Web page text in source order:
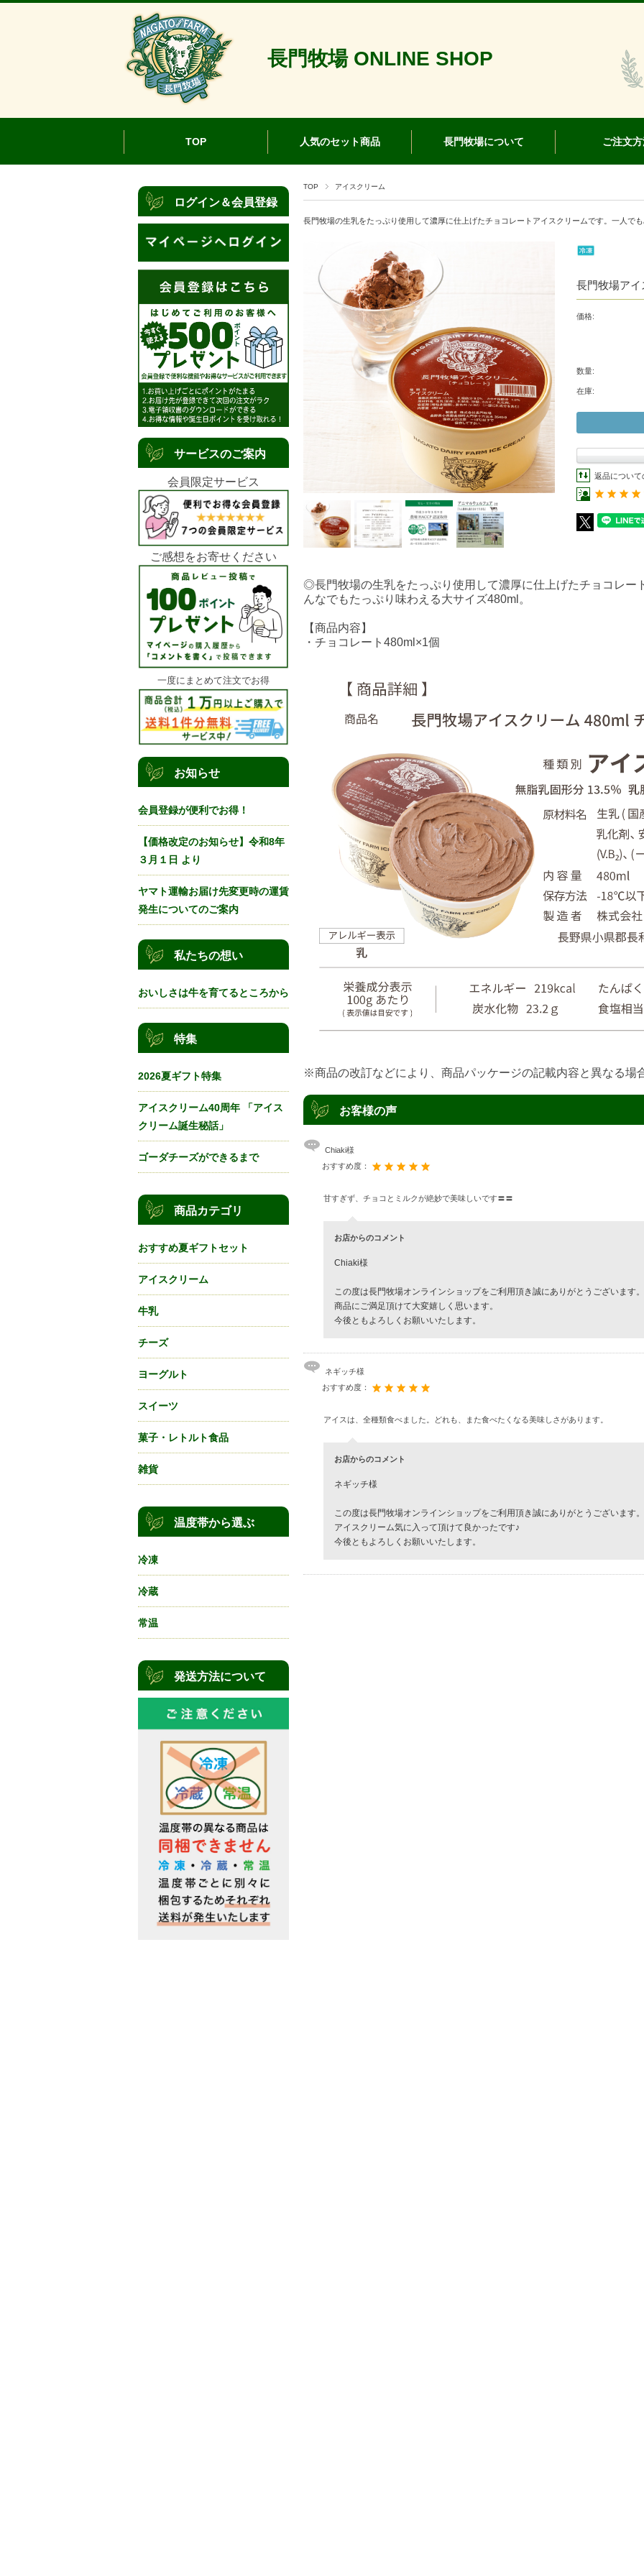
長門牧場 ONLINE SHOP
TOP 人気のセット商品 長門牧場について ご注文
TOP アイスクリーム
長門牧場の生乳をたっぷり使用して濃厚に仕上げたチョコレートアイスクリームです。一人で
長門牧場アイ
価格:
数量:
在庫:
返品について
◎長門牧場の生乳をたっぷり使用して濃厚に仕上げたチョコレー
んなでもたっぷり味わえる大サイズ480ml。
【商品内容】
・チョコレート480ml×1個
※商品の改訂などにより、商品パッケージの記載内容と異なる場
お客様の声
Chiaki様
おすすめ度：
甘すぎず、チョコとミルクが絶妙で美味しいです〓〓
お店からのコメント
Chiaki様
この度は長門牧場オンラインショップをご利用頂き誠にありがとうございます。
商品にご満足頂けて大変嬉しく思います。
今後ともよろしくお願いいたします。
ネギッチ様
おすすめ度：
アイスは、全種類食べました。どれも、また食べたくなる美味しさがあります。
お店からのコメント
ネギッチ様
この度は長門牧場オンラインショップをご利用頂き誠にありがとうございます。
アイスクリーム気に入って頂けて良かったです♪
今後ともよろしくお願いいたします。
ログイン＆会員登録
サービスのご案内
会員限定サービス
ご感想をお寄せください
一度にまとめて注文でお得
お知らせ
会員登録が便利でお得！
【価格改定のお知らせ】令和8年
３月１日 より
ヤマト運輸お届け先変更時の運賃
発生についてのご案内
私たちの想い
おいしさは牛を育てるところから
特集
2026夏ギフト特集
アイスクリーム40周年 「アイス
クリーム誕生秘話」
ゴーダチーズができるまで
商品カテゴリ
おすすめ夏ギフトセット
アイスクリーム
牛乳
チーズ
ヨーグルト
スイーツ
菓子・レトルト食品
雑貨
温度帯から選ぶ
冷凍
冷蔵
常温
発送方法について